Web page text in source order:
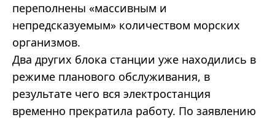
переполнены «массивным и
непредсказуемым» количеством морских
организмов.
Два других блока станции уже находились в
режиме планового обслуживания, в
результате чего вся электростанция
временно прекратила работу. По заявлению